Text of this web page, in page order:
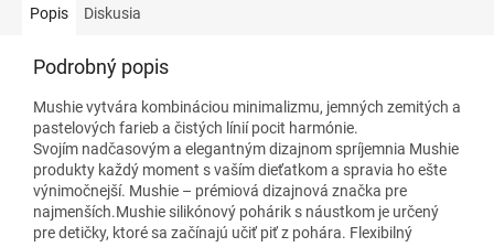
Popis Diskusia
Podrobný popis
Mushie vytvára kombináciou minimalizmu, jemných zemitých a
pastelových farieb a čistých línií pocit harmónie.
Svojím nadčasovým a elegantným dizajnom spríjemnia Mushie
produkty každý moment s vaším dieťatkom a spravia ho ešte
výnimočnejší. Mushie – prémiová dizajnová značka pre
najmenších.Mushie silikónový pohárik s náustkom je určený
pre detičky, ktoré sa začínajú učiť piť z pohára. Flexibilný